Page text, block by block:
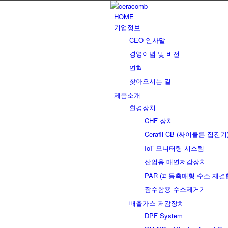
HOME
기업정보
CEO 인사말
경영이념 및 비전
연혁
찾아오시는 길
제품소개
환경장치
CHF 장치
Cerafil-CB (싸이클론 집진
IoT 모니터링 시스템
산업용 매연저감장치
PAR (피동촉매형 수소 재결
잠수함용 수소제거기
배출가스 저감장치
DPF System